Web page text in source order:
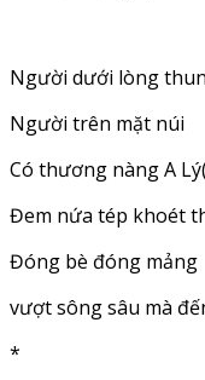
Người dưới lòng
Người trên mặt núi
Có thương nàng A
Đem nứa tép khoét
Đóng bè đóng mảng
vượt sông sâu mà
*